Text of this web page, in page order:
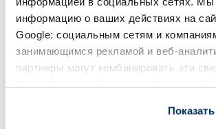
информацию о ваших действиях на
Google: социальным сетям и
занимающимся рекламой и веб-
партнеры могут комбинировать эти
В корзину
Регулярная цена: 2.51 €
Солнечная защита